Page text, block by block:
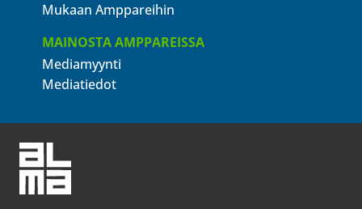
Mukaan Amppareihin
MAINOSTA AMPPAREISSA
Mediamyynti
Mediatiedot